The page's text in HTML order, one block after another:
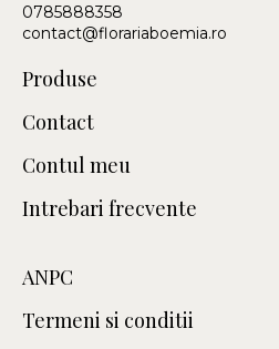
0785888358
contact@florariaboemia.ro
Produse
Contact
Contul meu
Intrebari frecvente
ANPC
Termeni si conditii